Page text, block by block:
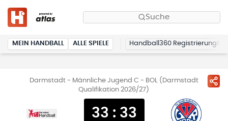
Suche
MEIN HANDBALL ALLE SPIELE Handball360 Registrierung
Darmstadt - Männliche Jugend C - BOL (Darmstadt
Qualifikation 2026/27)
33 : 33